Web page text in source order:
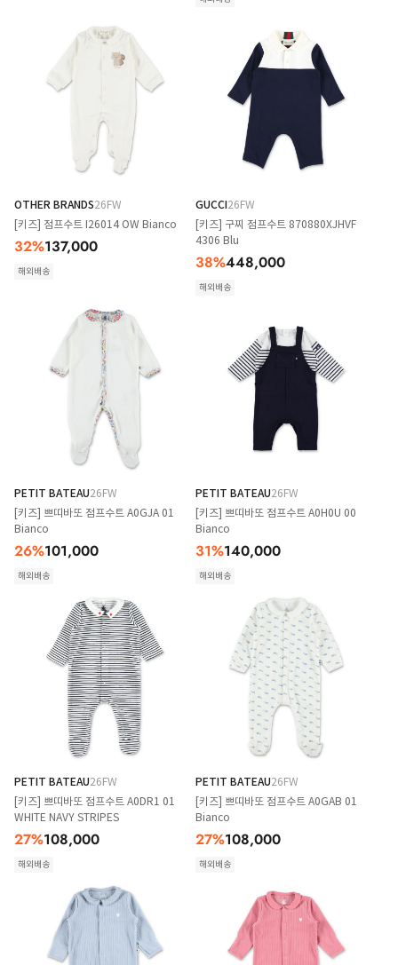
OTHER BRANDS26FW
[키즈] 점프수트 I26014 OW Bianco
32%137,000
해외배송
GUCCI26FW
[키즈] 구찌 점프수트 870880XJHVF
4306 Blu
38%448,000
해외배송
PETIT BATEAU26FW
[키즈] 쁘띠바또 점프수트 A0GJA 01
Bianco
26%101,000
해외배송
PETIT BATEAU26FW
[키즈] 쁘띠바또 점프수트 A0H0U 00
Bianco
31%140,000
해외배송
PETIT BATEAU26FW
[키즈] 쁘띠바또 점프수트 A0DR1 01
WHITE NAVY STRIPES
27%108,000
해외배송
PETIT BATEAU26FW
[키즈] 쁘띠바또 점프수트 A0GAB 01
Bianco
27%108,000
해외배송